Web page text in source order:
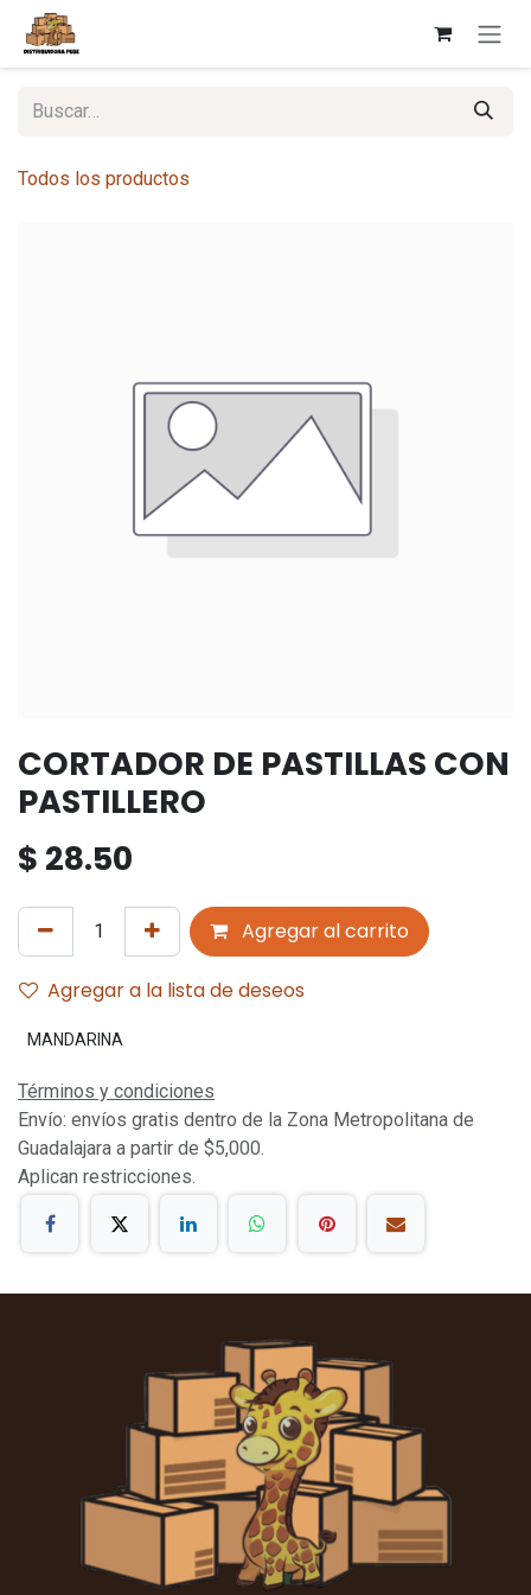
Ir al contenido
Todos los productos
CORTADOR DE PASTILLAS CON
PASTILLERO
$ 28.50
Agregar al carrito
Agregar a la lista de deseos
MANDARINA
Términos y condiciones
Envío: envíos gratis dentro de la Zona Metropolitana de
Guadalajara a partir de $5,000.
Aplican restricciones.